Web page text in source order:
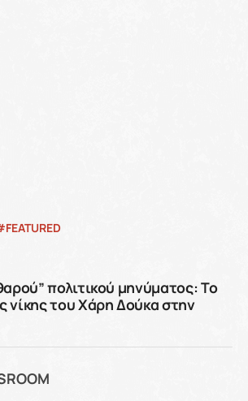
FEATURED
πολιτικού μηνύματος: Το
νίκης του Χάρη Δούκα στην